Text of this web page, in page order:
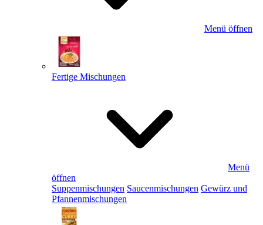
Menü öffnen
Fertige Mischungen
Menü
öffnen
Suppenmischungen Saucenmischungen Gewürz und
Pfannenmischungen